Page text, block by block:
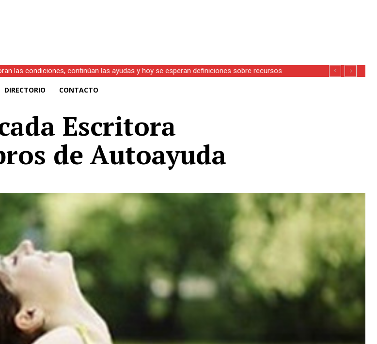
las condiciones, continúan las ayudas y hoy se esperan definiciones sobre recursos
DIRECTORIO CONTACTO
Escritora
de Autoayuda